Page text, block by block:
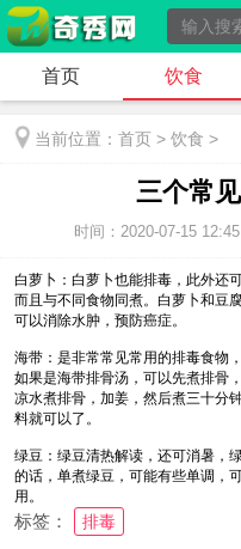
首页 饮食
当前位置： 首页 > 饮食 >
三个常
时间：2020-07-15
白萝卜：白萝卜也能排毒，此外还
而且与不同食物同煮。白萝卜和豆
可以消除水肿，预防癌症。
海带：是非常常见常用的排毒食物
如果是海带排骨汤，可以先煮排骨
凉水煮排骨，加姜，然后煮三十分
料就可以了。
绿豆：绿豆清热解读，还可消暑，
的话，单煮绿豆，可能有些单调，
用。
标签： 排毒